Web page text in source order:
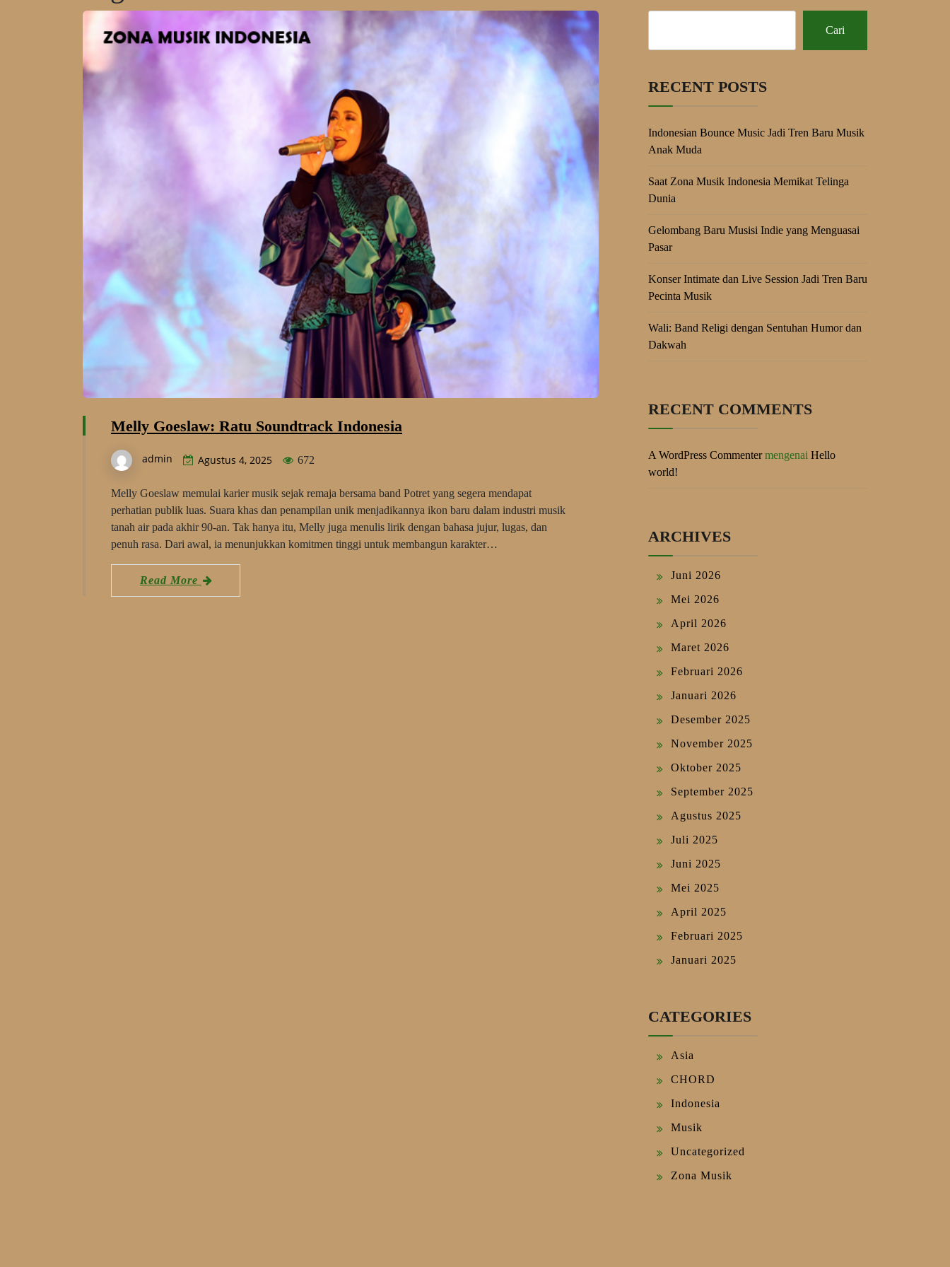
Melly Goeslaw: Ratu Soundtrack Indonesia
admin Agustus 4, 2025 672
Melly Goeslaw memulai karier musik sejak remaja bersama band Potret yang segera mendapat
perhatian publik luas. Suara khas dan penampilan unik menjadikannya ikon baru dalam industri musik
tanah air pada akhir 90-an. Tak hanya itu, Melly juga menulis lirik dengan bahasa jujur, lugas, dan
penuh rasa. Dari awal, ia menunjukkan komitmen tinggi untuk membangun karakter…
Read More
Cari
RECENT POSTS
Indonesian Bounce Music Jadi Tren Baru Musik
Anak Muda
Saat Zona Musik Indonesia Memikat Telinga
Dunia
Gelombang Baru Musisi Indie yang Menguasai
Pasar
Konser Intimate dan Live Session Jadi Tren Baru
Pecinta Musik
Wali: Band Religi dengan Sentuhan Humor dan
Dakwah
RECENT COMMENTS
A WordPress Commentermengenai Hello
world!
ARCHIVES
Juni 2026
Mei 2026
April 2026
Maret 2026
Februari 2026
Januari 2026
Desember 2025
November 2025
Oktober 2025
September 2025
Agustus 2025
Juli 2025
Juni 2025
Mei 2025
April 2025
Februari 2025
Januari 2025
CATEGORIES
Asia
CHORD
Indonesia
Musik
Uncategorized
Zona Musik